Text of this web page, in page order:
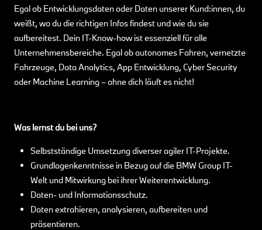
Egal ob Entwicklungsdaten oder Daten unserer Kund:innen, du
weißt, wo du die richtigen Infos findest und wie du sie
aufbereitest. Dein IT-Know-how ist essenziell für alle
Unternehmensbereiche. Egal ob autonomes Fahren, vernetzte
Fahrzeuge, Data Analytics, App Entwicklung, Cyber Security
oder Machine Learning – ohne dich läuft es nicht!
Was lernst du bei uns?
Selbstständige Umsetzung diverser agiler IT-Projekte.
Grundlagenkenntnisse in Bezug auf die BMW Group IT-
Welt und Mitwirkung bei ihrer Weiterentwicklung.
Daten- und Informationsschutz.
Daten extrahieren, analysieren, aufbereiten und
präsentieren.